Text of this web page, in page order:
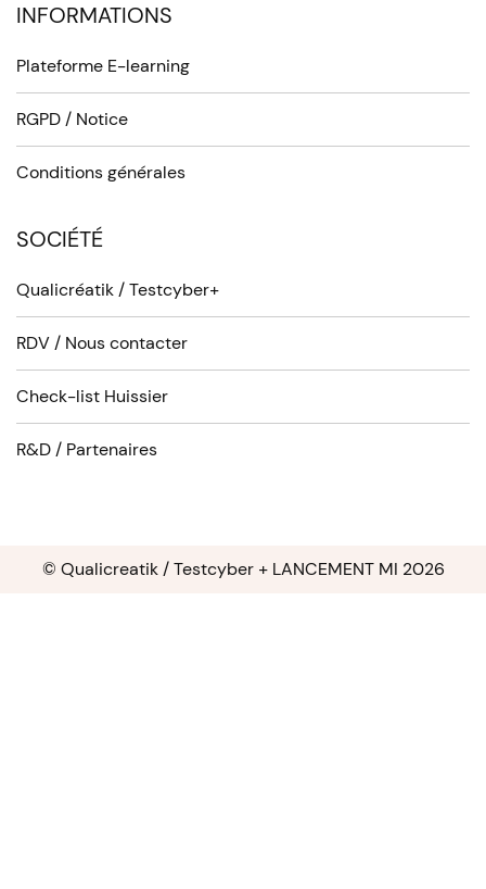
INFORMATIONS
Plateforme E-learning
RGPD / Notice
Conditions générales
SOCIÉTÉ
Qualicréatik / Testcyber+
RDV / Nous contacter
Check-list Huissier
R&D / Partenaires
© Qualicreatik / Testcyber + LANCEMENT MI 2026